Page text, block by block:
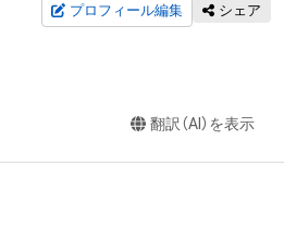
プロフィール編集 シェア
翻訳（AI）を表示